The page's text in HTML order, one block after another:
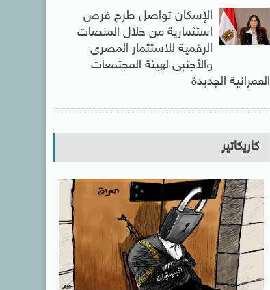
الإسكان تواصل طرح فرص
استثمارية من خلال المنصات
الرقمية للاستثمار المصرى
والأجنبى لهيئة المجتمعات
العمرانية الجديدة
كاريكاتير